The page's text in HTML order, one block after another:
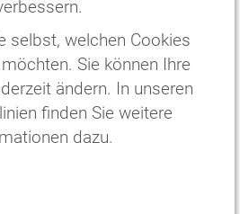
selbst, welchen Cookies
Sie können Ihre
ändern. In unseren
finden Sie weitere
dazu.